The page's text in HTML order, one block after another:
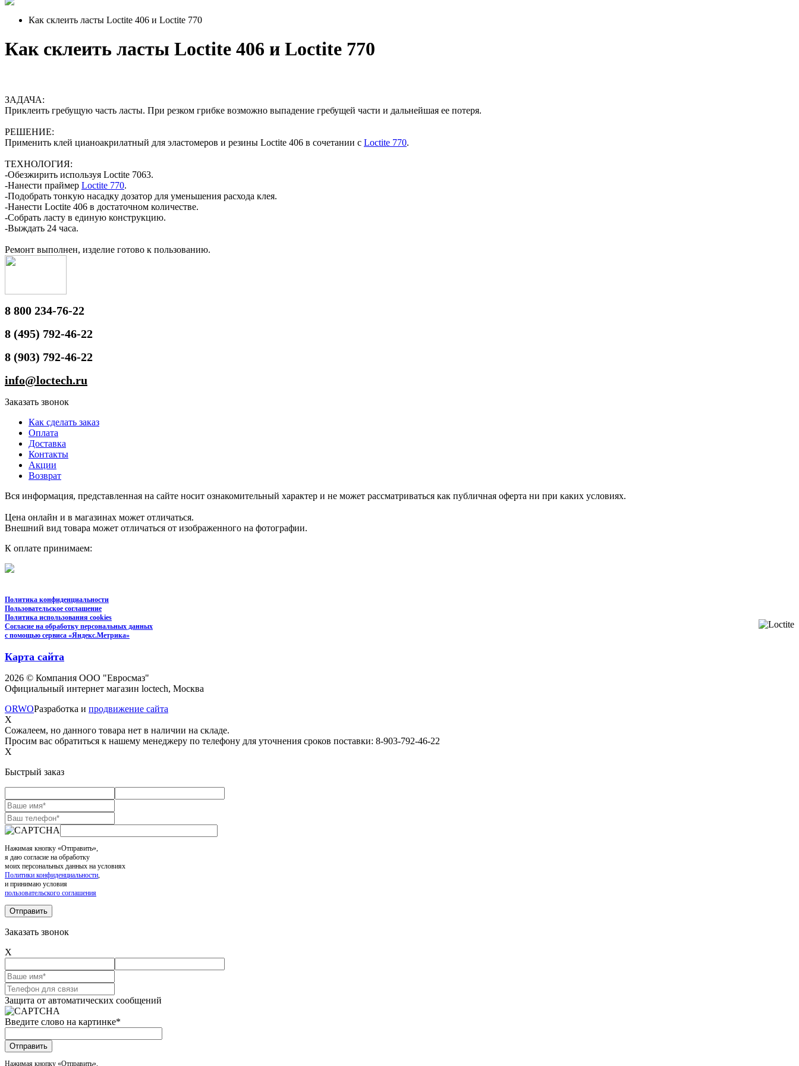
Как склеить ласты Loctite 406 и Loctite 770
Как склеить ласты Loctite 406 и Loctite 770
ЗАДАЧА:
Приклеить гребущую часть ласты. При резком грибке возможно выпадение гребущей части и дальнейшая ее потеря.
РЕШЕНИЕ:
Применить клей цианоакрилатный для эластомеров и резины Loctite 406 в сочетании с Loctite 770.
ТЕХНОЛОГИЯ:
-Обезжирить используя Loctite 7063.
-Нанести праймер Loctite 770.
-Подобрать тонкую насадку дозатор для уменьшения расхода клея.
-Нанести Loctite 406 в достаточном количестве.
-Собрать ласту в единую конструкцию.
-Выждать 24 часа.
Ремонт выполнен, изделие готово к пользованию.
8 800 234-76-22
8 (495) 792-46-22
8 (903) 792-46-22
info@loctech.ru
Заказать звонок
Как сделать заказ
Оплата
Доставка
Контакты
Акции
Возврат
Вся информация, представленная на сайте носит ознакомительный характер и не может рассматриваться как публичная оферта ни при каких условиях.
Цена онлайн и в магазинах может отличаться.
Внешний вид товара может отличаться от изображенного на фотографии.
К оплате принимаем:
Политика конфиденциальности
Пользовательское соглашение
Политика использования cookies
Согласие на обработку персональных данных
с помощью сервиса «Яндекс.Метрика»
Карта сайта
2026 © Компания ООО "Евросмаз"
Официальный интернет магазин loctech, Москва
ORWOРазработка и продвижение сайта
X
Сожалеем, но данного товара нет в наличии на складе.
Просим вас обратиться к нашему менеджеру по телефону для уточнения сроков поставки: 8-903-792-46-22
X
Быстрый заказ
Нажимая кнопку «Отправить»,
я даю согласие на обработку
моих персональных данных на условиях
Политики конфиденциальности,
и принимаю условия
пользовательского соглашения
Заказать звонок
X
Защита от автоматических сообщений
Введите слово на картинке*
Нажимая кнопку «Отправить»,